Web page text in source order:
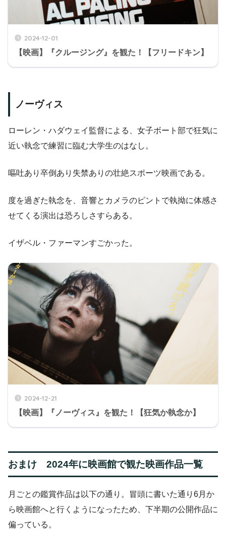
2024-12-01
【映画】『クルージング』を観た！【フリードキン】
ノーヴィス
ローレン・ハダウェイ監督による、女子ボート部で狂気に
近い執念で練習に臨む大学生のはなし。
嘔吐あり卒倒あり失禁ありの壮絶スポーツ映画である。
度を過ぎた執念を、音響とカメラのピントで執拗に体感さ
せてくる演出は恐ろしさすらある。
イザベル・ファーマンすごかった。
2024-12-21
【映画】『ノーヴィス』を観た！【狂気か執念か】
おまけ 2024年に映画館で観た映画作品一覧
月ごとの鑑賞作品は以下の通り。冒頭に書いた通り6月か
ら映画館へと行くようになったため、下半期の公開作品に
偏っている。